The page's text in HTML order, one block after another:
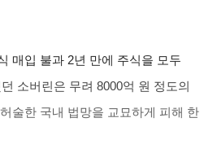
매입 불과 2년 만에 주식을 모두
소버린은 무려 8000억 원 정도의
술한 국내 법망을 교묘하게 피해 한